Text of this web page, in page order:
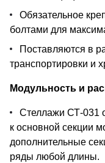
Обязательное
болтами для
Поставляются в
транспортировки и
Модульность и
Стеллажи СТ-031
к основной секции
дополнительные
ряды любой длины.